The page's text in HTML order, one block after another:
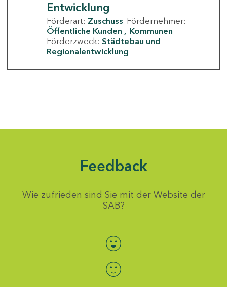
Entwicklung
Förderart: Zuschuss Fördernehmer:
Öffentliche Kunden
Kommunen
Förderzweck: Städtebau und
Regionalentwicklung
Feedback
Wie zufrieden sind Sie mit der Website der
SAB?
Bewertung auswählen